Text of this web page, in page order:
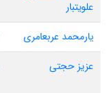
علویتبار
یارمحمد عربعامری
عزیز حجتی